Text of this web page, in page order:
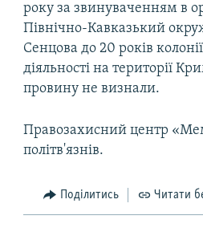
року за звинуваченням в
Північно-Кавказький
Сенцова до 20 років
діяльності на території
провину не визнали.
Правозахисний центр
політв'язнів.
Поділитись Читати